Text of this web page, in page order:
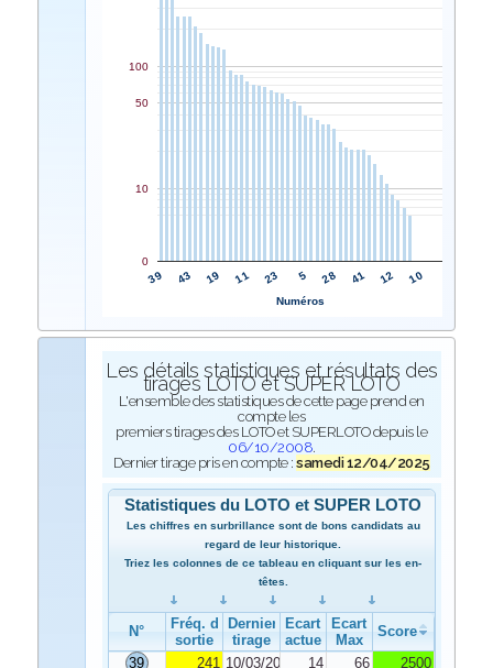
39 43 19 11 23 5 28 41 12 10
0
10
50
100
Numéros
Les détails statistiques et résultats des
tirages LOTO et SUPER LOTO
L'ensemble des statistiques de cette page prend en
compte les
premiers tirages des LOTO et SUPERLOTO depuis le
06/10/2008.
Dernier tirage pris en compte :samedi 12/04/2025
Statistiques du LOTO et SUPER LOTO
Les chiffres en surbrillance sont de bons candidats au
regard de leur historique.
Triez les colonnes de ce tableau en cliquant sur les en-
têtes.
N°
Fréq. de
sortie
Dernier
tirage
Ecart
actuel
Ecart
Max
Score
39
241 10/03/2025 14 66
2500